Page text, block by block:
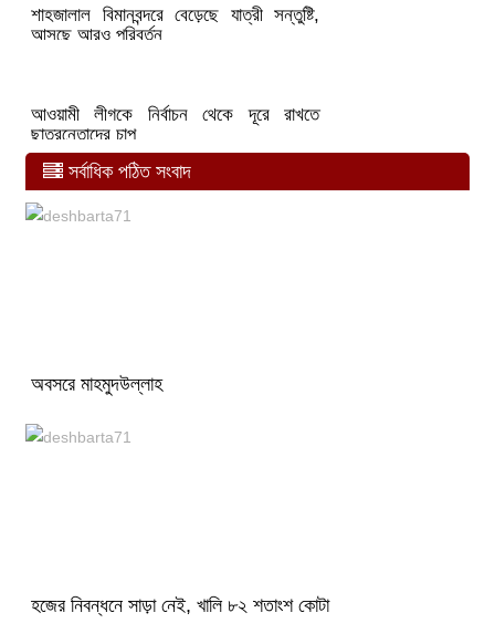
শাহজালাল বিমানবন্দরে বেড়েছে যাত্রী সন্তুষ্টি,
আসছে আরও পরিবর্তন
আওয়ামী লীগকে নির্বাচন থেকে দূরে রাখতে
ছাত্রনেতাদের চাপ
সর্বাধিক পঠিত সংবাদ
অবসরে মাহমুদউল্লাহ
হজের নিবন্ধনে সাড়া নেই, খালি ৮২ শতাংশ কোটা